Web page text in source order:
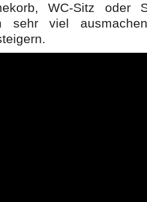
WC-Sitz oder
sehr viel